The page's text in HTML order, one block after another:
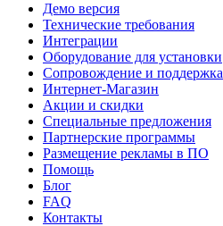
Демо версия
Технические требования
Интеграции
Оборудование для установки
Сопровождение и поддержка
Интернет-Магазин
Акции и скидки
Специальные предложения
Партнерские программы
Размещение рекламы в ПО
Помощь
Блог
FAQ
Контакты